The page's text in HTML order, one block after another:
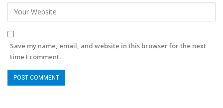
Save my name, email, and website in this browser for the next
time I comment.